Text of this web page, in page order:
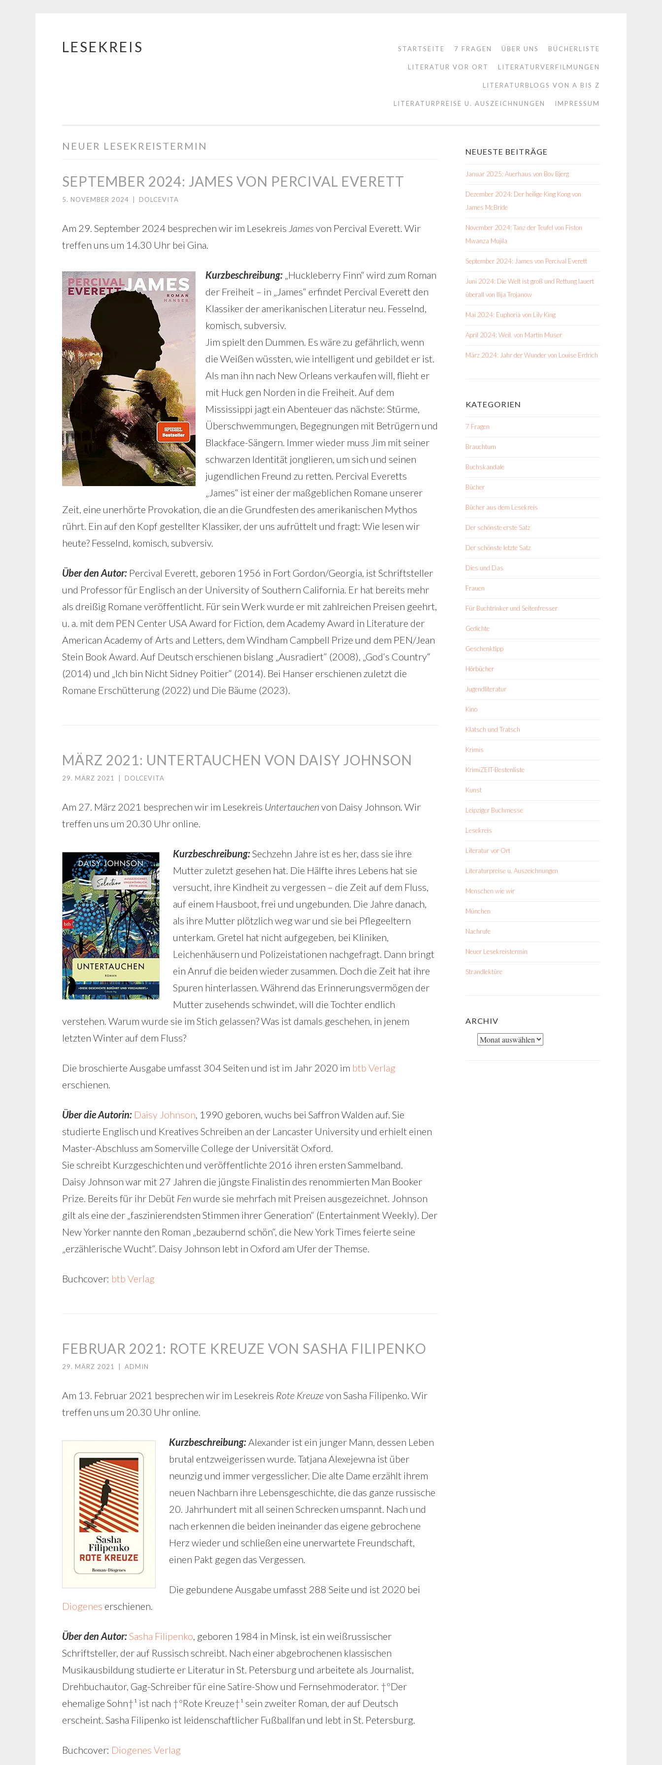
Springe
LESEKREIS STARTSEITE 7 FRAGEN ÜBER UNS BÜCHERLISTE
LITERATUR VOR ORT LITERATURVERFILMUNGEN
LITERATURBLOGS VON A BIS Z
LITERATURPREISE U. AUSZEICHNUNGEN IMPRESSUM
NEUER LESEKREISTERMIN
SEPTEMBER 2024: JAMES VON PERCIVAL EVERETT
5. NOVEMBER 2024 DOLCEVITA
Am 29. September 2024 besprechen wir im Lesekreis James von Percival Everett. Wir
treffen uns um 14.30 Uhr bei Gina.
Kurzbeschreibung: „Huckleberry Finn“ wird zum Roman
der Freiheit – in „James“ erfindet Percival Everett den
Klassiker der amerikanischen Literatur neu. Fesselnd,
komisch, subversiv.
Jim spielt den Dummen. Es wäre zu gefährlich, wenn
die Weißen wüssten, wie intelligent und gebildet er ist.
Als man ihn nach New Orleans verkaufen will, flieht er
mit Huck gen Norden in die Freiheit. Auf dem
Mississippi jagt ein Abenteuer das nächste: Stürme,
Überschwemmungen, Begegnungen mit Betrügern und
Blackface-Sängern. Immer wieder muss Jim mit seiner
schwarzen Identität jonglieren, um sich und seinen
jugendlichen Freund zu retten. Percival Everetts
„James“ ist einer der maßgeblichen Romane unserer
Zeit, eine unerhörte Provokation, die an die Grundfesten des amerikanischen Mythos
rührt. Ein auf den Kopf gestellter Klassiker, der uns aufrüttelt und fragt: Wie lesen wir
heute? Fesselnd, komisch, subversiv.
Über den Autor: Percival Everett, geboren 1956 in Fort Gordon/Georgia, ist Schriftsteller
und Professor für Englisch an der University of Southern California. Er hat bereits mehr
als dreißig Romane veröffentlicht. Für sein Werk wurde er mit zahlreichen Preisen geehrt,
u. a. mit dem PEN Center USA Award for Fiction, dem Academy Award in Literature der
American Academy of Arts and Letters, dem Windham Campbell Prize und dem PEN/Jean
Stein Book Award. Auf Deutsch erschienen bislang „Ausradiert“ (2008), „God‘s Country“
(2014) und „Ich bin Nicht Sidney Poitier“ (2014). Bei Hanser erschienen zuletzt die
Romane Erschütterung (2022) und Die Bäume (2023).
MÄRZ 2021: UNTERTAUCHEN VON DAISY JOHNSON
29. MÄRZ 2021 DOLCEVITA
Am 27. März 2021 besprechen wir im Lesekreis Untertauchen von Daisy Johnson. Wir
treffen uns um 20.30 Uhr online.
Kurzbeschreibung:Sechzehn Jahre ist es her, dass sie ihre
Mutter zuletzt gesehen hat. Die Hälfte ihres Lebens hat sie
versucht, ihre Kindheit zu vergessen – die Zeit auf dem Fluss,
auf einem Hausboot, frei und ungebunden. Die Jahre danach,
als ihre Mutter plötzlich weg war und sie bei Pflegeeltern
unterkam. Gretel hat nicht aufgegeben, bei Kliniken,
Leichenhäusern und Polizeistationen nachgefragt. Dann bringt
ein Anruf die beiden wieder zusammen. Doch die Zeit hat ihre
Spuren hinterlassen. Während das Erinnerungsvermögen der
Mutter zusehends schwindet, will die Tochter endlich
verstehen. Warum wurde sie im Stich gelassen? Was ist damals geschehen, in jenem
letzten Winter auf dem Fluss?
Die broschierte Ausgabe umfasst 304 Seiten und ist im Jahr 2020 im btb Verlag
erschienen.
Über die Autorin: Daisy Johnson, 1990 geboren, wuchs bei Saffron Walden auf. Sie
studierte Englisch und Kreatives Schreiben an der Lancaster University und erhielt einen
Master-Abschluss am Somerville College der Universität Oxford.
Sie schreibt Kurzgeschichten und veröffentlichte 2016 ihren ersten Sammelband.
Daisy Johnson war mit 27 Jahren die jüngste Finalistin des renommierten Man Booker
Prize. Bereits für ihr Debüt Fen wurde sie mehrfach mit Preisen ausgezeichnet. Johnson
gilt als eine der „faszinierendsten Stimmen ihrer Generation“ (Entertainment Weekly). Der
New Yorker nannte den Roman „bezaubernd schön“, die New York Times feierte seine
„erzählerische Wucht“. Daisy Johnson lebt in Oxford am Ufer der Themse.
Buchcover: btb Verlag
FEBRUAR 2021: ROTE KREUZE VON SASHA FILIPENKO
29. MÄRZ 2021 ADMIN
Am 13. Februar 2021 besprechen wir im Lesekreis Rote Kreuzevon Sasha Filipenko. Wir
treffen uns um 20.30 Uhr online.
Kurzbeschreibung:Alexander ist ein junger Mann, dessen Leben
brutal entzweigerissen wurde. Tatjana Alexejewna ist über
neunzig und immer vergesslicher. Die alte Dame erzählt ihrem
neuen Nachbarn ihre Lebensgeschichte, die das ganze russische
20. Jahrhundert mit all seinen Schrecken umspannt. Nach und
nach erkennen die beiden ineinander das eigene gebrochene
Herz wieder und schließen eine unerwartete Freundschaft,
einen Pakt gegen das Vergessen.
Die gebundene Ausgabe umfasst 288 Seite und ist 2020 bei
Diogenes erschienen.
Über den Autor:Sasha Filipenko, geboren 1984 in Minsk, ist ein weißrussischer
Schriftsteller, der auf Russisch schreibt. Nach einer abgebrochenen klassischen
Musikausbildung studierte er Literatur in St. Petersburg und arbeitete als Journalist,
Drehbuchautor, Gag-Schreiber für eine Satire-Show und Fernsehmoderator. †ºDer
ehemalige Sohn†¹ ist nach †ºRote Kreuze†¹ sein zweiter Roman, der auf Deutsch
erscheint. Sasha Filipenko ist leidenschaftlicher Fußballfan und lebt in St. Petersburg.
Buchcover: Diogenes Verlag
NEUESTE BEITRÄGE
Januar 2025: Auerhaus von Bov Bjerg
Dezember 2024: Der heilige King Kong von
James McBride
November 2024: Tanz der Teufel von Fiston
Mwanza Mujila
September 2024: James von Percival Everett
Juni 2024: Die Welt ist groß und Rettung lauert
überall von Ilija Trojanow
Mai 2024: Euphoria von Lily King
April 2024: Weil. von Martin Muser
März 2024: Jahr der Wunder von Louise Erdrich
KATEGORIEN
7 Fragen
Brauchtum
Buchskandale
Bücher
Bücher aus dem Lesekreis
Der schönste erste Satz
Der schönste letzte Satz
Dies und Das
Frauen
Für Buchtrinker und Seitenfresser
Gedichte
Geschenktipp
Hörbücher
Jugendliteratur
Kino
Klatsch und Tratsch
Krimis
KrimiZEIT-Bestenliste
Kunst
Leipziger Buchmesse
Lesekreis
Literatur vor Ort
Literaturpreise u. Auszeichnungen
Menschen wie wir
München
Nachrufe
Neuer Lesekreistermin
Strandlektüre
ARCHIV
Archiv